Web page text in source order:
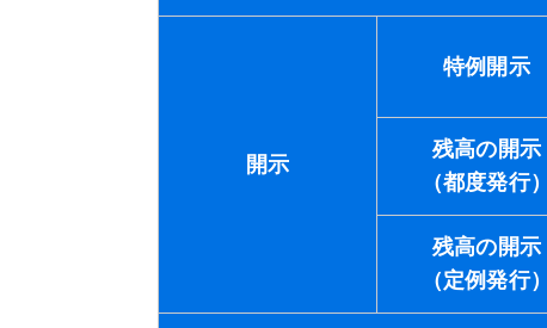
開示
特例開示
残高の開示
（都度発行）
残高の開示
（定例発行）